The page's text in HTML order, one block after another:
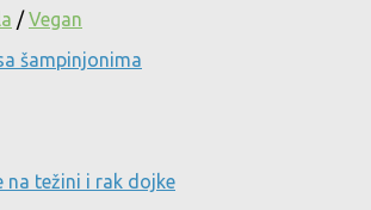
/Vegan
šampinjonima
na težini i rak dojke